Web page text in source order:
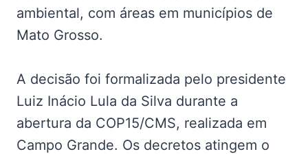
ambiental, com áreas em municípios de
Mato Grosso.
A decisão foi formalizada pelo presidente
Luiz Inácio Lula da Silva durante a
abertura da COP15/CMS, realizada em
Campo Grande. Os decretos atingem o